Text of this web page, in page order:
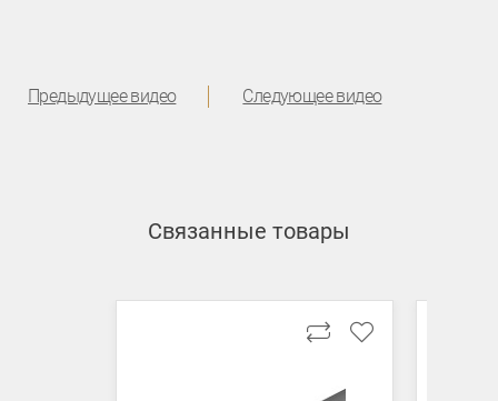
Предыдущее видео Следующее видео
Связанные товары